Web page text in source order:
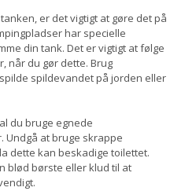
er det vigtigt at gøre det på
har specielle
din tank. Det er vigtigt at følge
når du gør dette. Brug
spildevandet på jorden eller
du bruge egnede
Undgå at bruge skrappe
dette kan beskadige toilettet.
blød børste eller klud til at